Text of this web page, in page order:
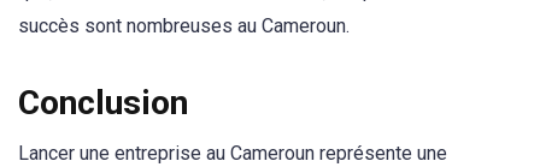
succès sont nombreuses au Cameroun.
Conclusion
Lancer une entreprise au Cameroun représente une